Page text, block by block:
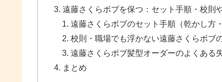
遠藤さくらボブを保つ：セット手順・校則
遠藤さくらボブのセット手順（乾かし方
校則・職場でも浮かない遠藤さくらボブ
遠藤さくらボブ髪型オーダーのよくある
まとめ